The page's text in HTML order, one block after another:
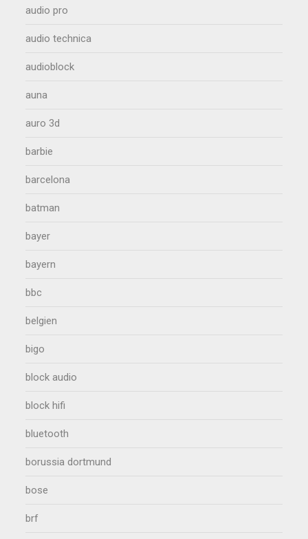
audio pro
audio technica
audioblock
auna
auro 3d
barbie
barcelona
batman
bayer
bayern
bbc
belgien
bigo
block audio
block hifi
bluetooth
borussia dortmund
bose
brf